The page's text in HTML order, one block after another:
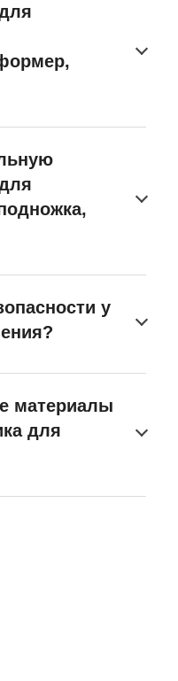
у
материалы
для